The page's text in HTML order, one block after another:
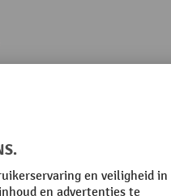
Oppervlak
Opstelvlak voor laarzen